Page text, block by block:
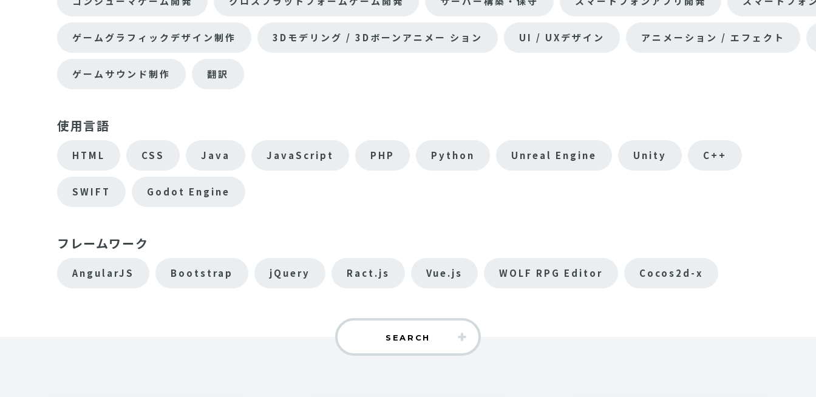
ゲームグラフィックデザイン制作 3Dモデリング / 3Dボーンアニメー ション UI / UXデザイン アニメーション / エフェクト
ゲームサウンド制作 翻訳
使用言語
HTML CSS Java JavaScript PHP Python Unreal Engine Unity C++
SWIFT Godot Engine
フレームワーク
AngularJS Bootstrap jQuery Ract.js Vue.js WOLF RPG Editor Cocos2d-x
SEARCH